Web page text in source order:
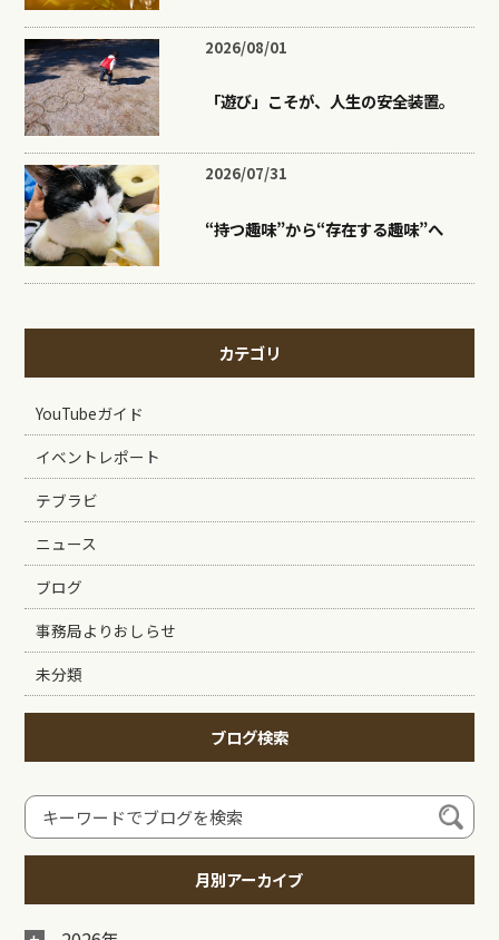
2026/08/01
「遊び」こそが、人生の安全装置。
2026/07/31
“持つ趣味”から“存在する趣味”へ
カテゴリ
YouTubeガイド
イベントレポート
テブラビ
ニュース
ブログ
事務局よりおしらせ
未分類
ブログ検索
月別アーカイブ